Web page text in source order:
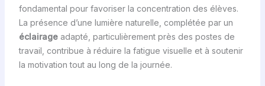
fondamental pour favoriser la concentration des élèves.
La présence d’une lumière naturelle, complétée par un
éclairageadapté, particulièrement près des postes de
travail, contribue à réduire la fatigue visuelle et à soutenir
la motivation tout au long de la journée.